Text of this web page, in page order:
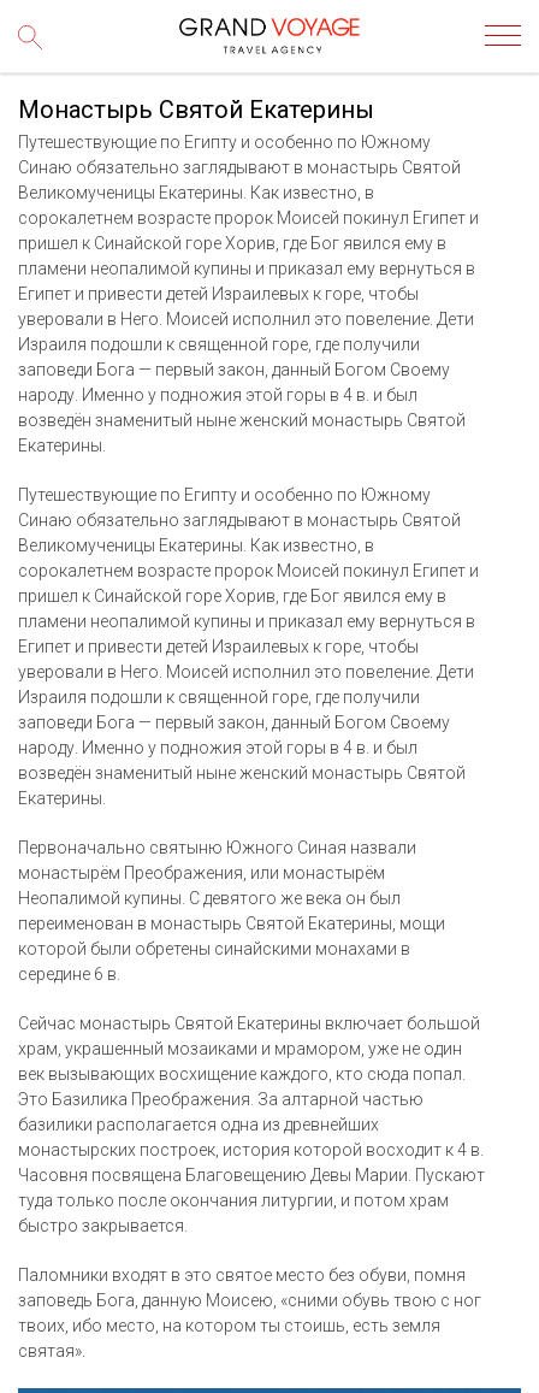
Монастырь Святой Екатерины
Путешествующие по Египту и особенно по Южному
Синаю обязательно заглядывают в монастырь Святой
Великомученицы Екатерины. Как известно, в
сорокалетнем возрасте пророк Моисей покинул Египет и
пришел к Синайской горе Хорив, где Бог явился ему в
пламени неопалимой купины и приказал ему вернуться в
Египет и привести детей Израилевых к горе, чтобы
уверовали в Него. Моисей исполнил это повеление. Дети
Израиля подошли к священной горе, где получили
заповеди Бога — первый закон, данный Богом Своему
народу. Именно у подножия этой горы в 4 в. и был
возведён знаменитый ныне женский монастырь Святой
Екатерины.
Путешествующие по Египту и особенно по Южному
Синаю обязательно заглядывают в монастырь Святой
Великомученицы Екатерины. Как известно, в
сорокалетнем возрасте пророк Моисей покинул Египет и
пришел к Синайской горе Хорив, где Бог явился ему в
пламени неопалимой купины и приказал ему вернуться в
Египет и привести детей Израилевых к горе, чтобы
уверовали в Него. Моисей исполнил это повеление. Дети
Израиля подошли к священной горе, где получили
заповеди Бога — первый закон, данный Богом Своему
народу. Именно у подножия этой горы в 4 в. и был
возведён знаменитый ныне женский монастырь Святой
Екатерины.
Первоначально святыню Южного Синая назвали
монастырём Преображения, или монастырём
Неопалимой купины. С девятого же века он был
переименован в монастырь Святой Екатерины, мощи
которой были обретены синайскими монахами в
середине 6 в.
Сейчас монастырь Святой Екатерины включает большой
храм, украшенный мозаиками и мрамором, уже не один
век вызывающих восхищение каждого, кто сюда попал.
Это Базилика Преображения. За алтарной частью
базилики располагается одна из древнейших
монастырских построек, история которой восходит к 4 в.
Часовня посвящена Благовещению Девы Марии. Пускают
туда только после окончания литургии, и потом храм
быстро закрывается.
Паломники входят в это святое место без обуви, помня
заповедь Бога, данную Моисею, «сними обувь твою с ног
твоих, ибо место, на котором ты стоишь, есть земля
святая».